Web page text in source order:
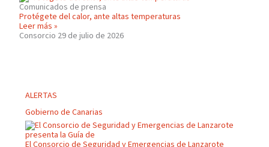
Comunicados de prensa
Protégete del calor, ante altas temperaturas
Leer más »
Consorcio 29 de julio de 2026
ALERTAS
Gobierno de Canarias
El Consorcio de Seguridad y Emergencias de Lanzarote